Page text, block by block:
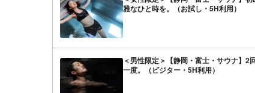
雅なひと時を。（お試し・5H利用）
＜男性限定＞【静岡・富士・サウナ】
一度。（ビジター・5H利用）